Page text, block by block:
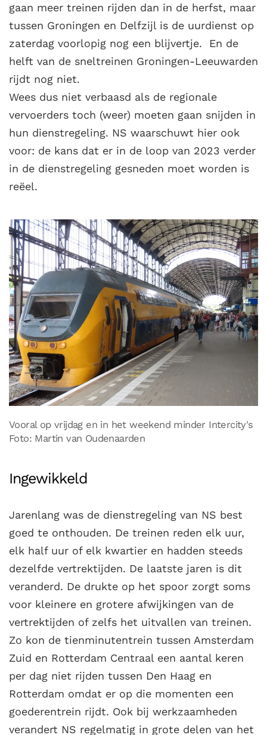
gaan meer treinen rijden dan in de herfst, maar
tussen Groningen en Delfzijl is de uurdienst op
zaterdag voorlopig nog een blijvertje. En de
helft van de sneltreinen Groningen-Leeuwarden
rijdt nog niet.
Wees dus niet verbaasd als de regionale
vervoerders toch (weer) moeten gaan snijden in
hun dienstregeling. NS waarschuwt hier ook
voor: de kans dat er in de loop van 2023 verder
in de dienstregeling gesneden moet worden is
reëel.
Vooral op vrijdag en in het weekend minder Intercity's
Foto: Martin van Oudenaarden
Ingewikkeld
Jarenlang was de dienstregeling van NS best
goed te onthouden. De treinen reden elk uur,
elk half uur of elk kwartier en hadden steeds
dezelfde vertrektijden. De laatste jaren is dit
veranderd. De drukte op het spoor zorgt soms
voor kleinere en grotere afwijkingen van de
vertrektijden of zelfs het uitvallen van treinen.
Zo kon de tienminutentrein tussen Amsterdam
Zuid en Rotterdam Centraal een aantal keren
per dag niet rijden tussen Den Haag en
Rotterdam omdat er op die momenten een
goederentrein rijdt. Ook bij werkzaamheden
verandert NS regelmatig in grote delen van het